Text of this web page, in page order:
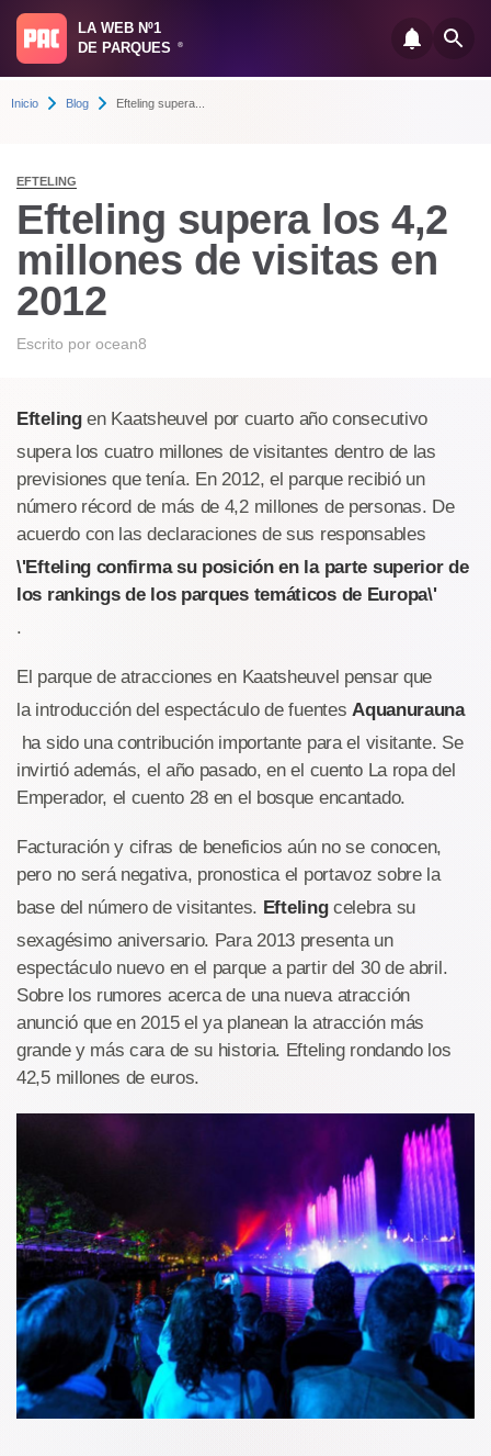
LA WEB Nº1
DE PARQUES
®
Inicio Blog Efteling supera...
EFTELING
Efteling supera los 4,2
millones de visitas en
2012
Escrito por ocean8
Eftelingen Kaatsheuvel por cuarto año consecutivo
supera los cuatro millones de visitantes dentro de las
previsiones que tenía. En 2012, el parque recibió un
número récord de más de 4,2 millones de personas. De
acuerdo con las declaraciones de sus responsables
\'Efteling confirma su posición en la parte superior de
los rankings de los parques temáticos de Europa\'
.
El parque de atracciones en Kaatsheuvel pensar que
la introducción del espectáculo de fuentesAquanurauna
ha sido una contribución importante para el visitante. Se
invirtió además, el año pasado, en el cuento La ropa del
Emperador, el cuento 28 en el bosque encantado.
Facturación y cifras de beneficios aún no se conocen,
pero no será negativa, pronostica el portavoz sobre la
base del número de visitantes. Eftelingcelebra su
sexagésimo aniversario. Para 2013 presenta un
espectáculo nuevo en el parque a partir del 30 de abril.
Sobre los rumores acerca de una nueva atracción
anunció que en 2015 el ya planean la atracción más
grande y más cara de su historia. Efteling rondando los
42,5 millones de euros.